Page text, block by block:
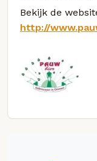
Bekijk de
http://